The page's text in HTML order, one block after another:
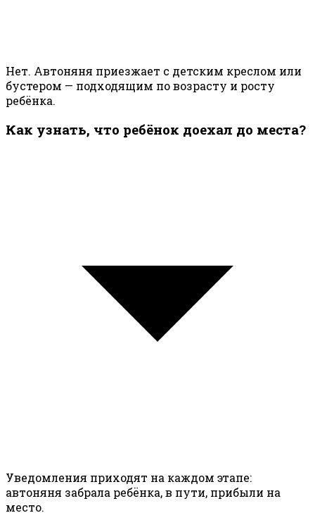
Нет. Автоняня приезжает с детским креслом или
бустером — подходящим по возрасту и росту
ребёнка.
Как узнать, что ребёнок доехал до места?
Уведомления приходят на каждом этапе:
автоняня забрала ребёнка, в пути, прибыли на
место.